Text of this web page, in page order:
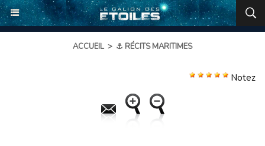
ACCUEIL > ⚓ RÉCITS MARITIMES
Notez